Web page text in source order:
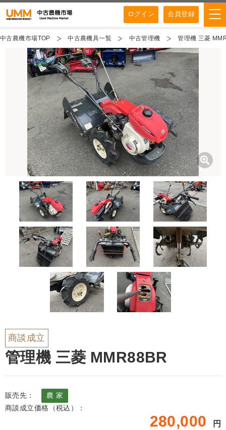
ログイン 会員登録
中古農機市場TOP 中古農機具一覧 中古管理機 管理機 三菱
商談成立
管理機 三菱 MMR88BR
販売先：
農 家
商談成立価格（税込）：
280,000 円